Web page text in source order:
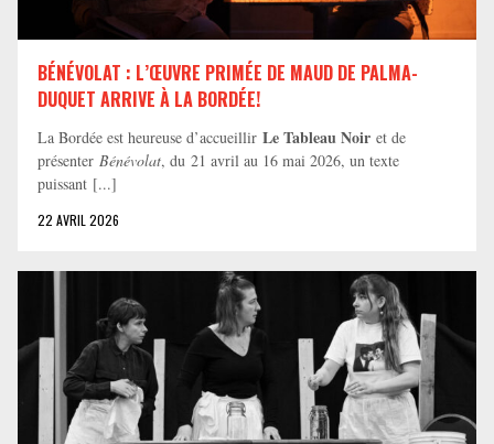
BÉNÉVOLAT : L’ŒUVRE PRIMÉE DE MAUD DE PALMA-
DUQUET ARRIVE À LA BORDÉE!
La Bordée est heureuse d’accueillir Le Tableau Noir et de
présenter Bénévolat, du 21 avril au 16 mai 2026, un texte
puissant [...]
22 AVRIL 2026